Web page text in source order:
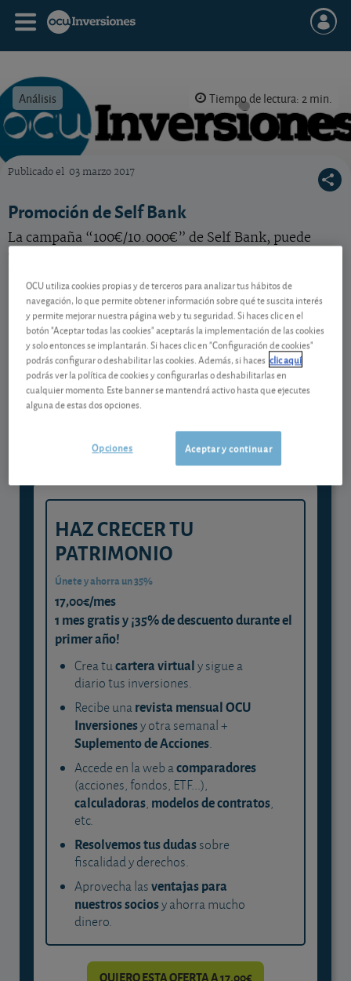
Análisis Tiempo de lectura: 2 min.
Publicado el 03 marzo 2017
Promoción de Self Bank
La campaña “100€/10.000€” de Self Bank, puede
Contenido reservado a SOCIOS
Gestiona tu dinero con visión
experta
para ti
HAZ CRECER TU
PATRIMONIO
Únete y ahorra un 35%
17,00€/mes
1 mes gratis y ¡35% de descuento durante el
primer año!
Crea tucartera virtualy sigue a
diario tus inversiones.
Recibe unarevista mensual OCU
Inversionesy otra semanal +
Suplemento de Acciones.
Accede en la web acomparadores
(acciones, fondos, ETF...),
calculadoras, modelos de contratos,
etc.
Resolvemos tus dudassobre
fiscalidad y derechos.
Aprovecha lasventajas para
nuestros sociosy ahorra mucho
dinero.
QUIERO ESTA OFERTA A 17,00€
OCU utiliza cookies propias y de terceros para analizar tus hábitos de
navegación, lo que permite obtener información sobre qué te suscita interés
y permite mejorar nuestra página web y tu seguridad. Si haces clic en el
botón "Aceptar todas las cookies" aceptarás la implementación de las cookies
y solo entonces se implantarán. Si haces clic en "Configuración de cookies"
podrás configurar o deshabilitar las cookies. Además, si haces clic aquí
podrás ver la política de cookies y configurarlas o deshabilitarlas en
cualquier momento. Este banner se mantendrá activo hasta que ejecutes
alguna de estas dos opciones.
Aceptar y continuar
Opciones